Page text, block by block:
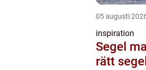
05 augusti
inspiration
Segel malmö så
rätt